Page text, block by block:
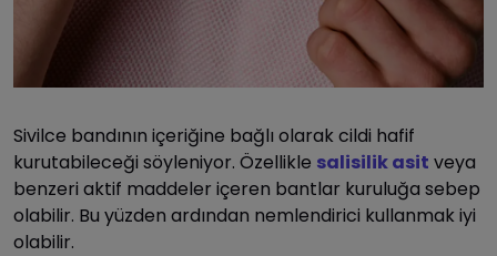
Sivilce bandının içeriğine bağlı olarak cildi hafif
kurutabileceği söyleniyor. Özellikle salisilik asit veya
benzeri aktif maddeler içeren bantlar kuruluğa sebep
olabilir. Bu yüzden ardından nemlendirici kullanmak iyi
olabilir.